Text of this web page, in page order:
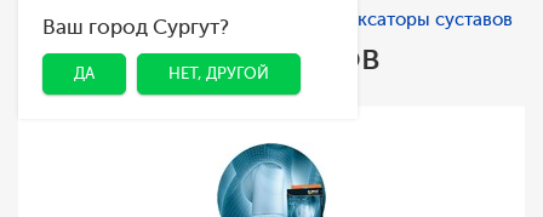
ДА НЕТ, ДРУГОЙ
Ваш город Сургут?
ДА НЕТ, ДРУГОЙ
Главная Каталог Ортопедия Фиксаторы суставов
Фиксаторы суставов